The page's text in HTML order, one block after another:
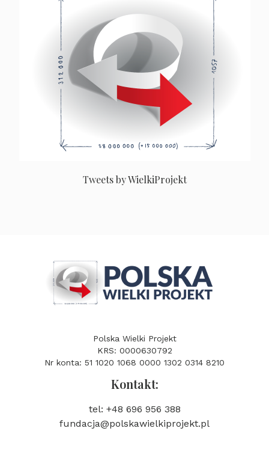
Tweets by WielkiProjekt
Polska Wielki Projekt
KRS: 0000630792
Nr konta: 51 1020 1068 0000 1302 0314 8210
Kontakt:
tel: +48 696 956 388
fundacja@polskawielkiprojekt.pl